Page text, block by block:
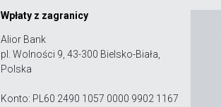
Wpłaty z zagranicy
Alior Bank
pl. Wolności 9, 43-300 Bielsko-Biała,
Polska
Konto: PL60 2490 1057 0000 9902 1167